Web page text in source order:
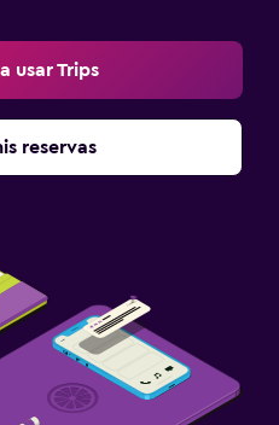
usar Trips
reservas